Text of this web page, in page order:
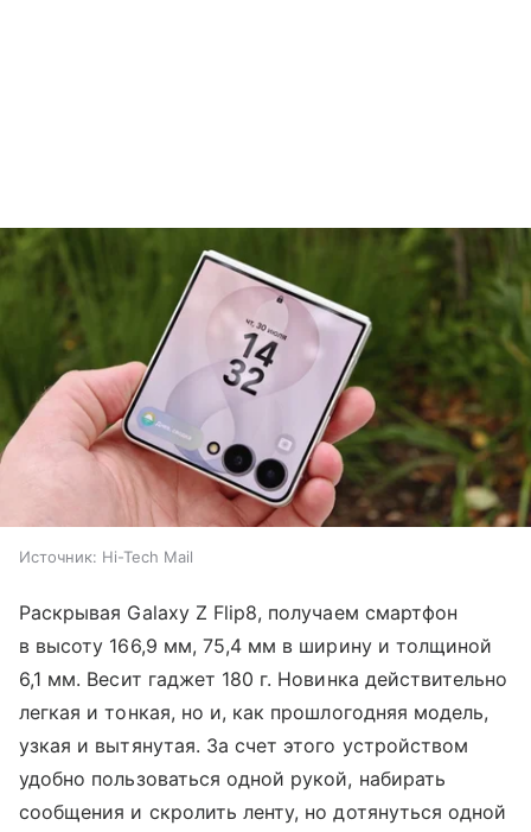
Источник: Hi-Tech Mail
Раскрывая Galaxy Z Flip8, получаем смартфон
в высоту 166,9 мм, 75,4 мм в ширину и толщиной
6,1 мм. Весит гаджет 180 г. Новинка действительно
легкая и тонкая, но и, как прошлогодняя модель,
узкая и вытянутая. За счет этого устройством
удобно пользоваться одной рукой, набирать
сообщения и скролить ленту, но дотянуться одной